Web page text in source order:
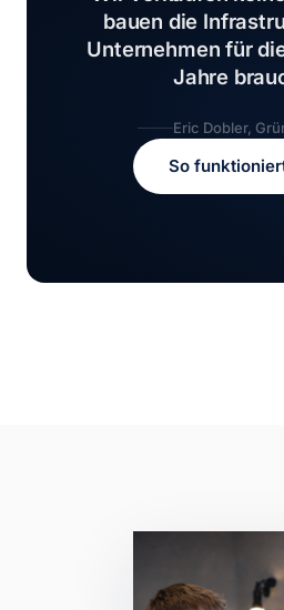
bauen die
Unternehmen für
Jahre
Eric Dobler,
So